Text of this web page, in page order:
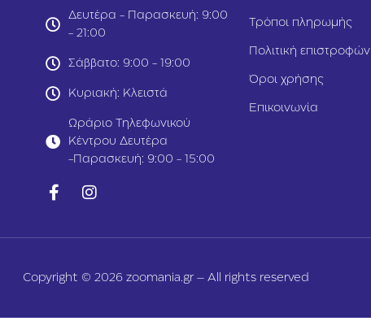
Δευτέρα - Παρασκευή: 9:00
- 21:00
Σάββατο: 9:00 - 19:00
Κυριακή: Κλειστά
Ωράριο Τηλεφωνικού
Κέντρου Δευτέρα
-Παρασκευή: 9:00 - 15:00
Τρόποι πληρωμής
Πολιτική επιστροφών
Όροι χρήσης
Επικοινωνία
Copyright © 2026 zoomania.gr – All rights reserved